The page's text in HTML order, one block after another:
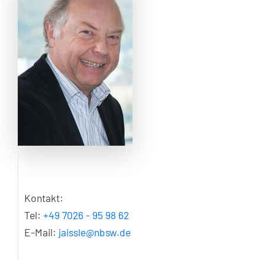
Kontakt:
Tel: +49 7026 - 95 98 62
E-Mail: jaissle@nbsw.de